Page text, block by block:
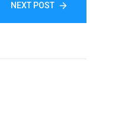
NEXT POST